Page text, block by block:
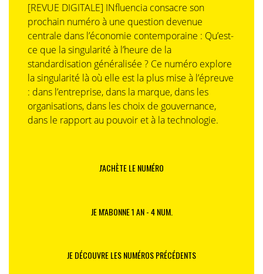
[REVUE DIGITALE] INfluencia consacre son
prochain numéro à une question devenue
centrale dans l’économie contemporaine : Qu’est-
ce que la singularité à l’heure de la
standardisation généralisée ? Ce numéro explore
la singularité là où elle est la plus mise à l’épreuve
: dans l’entreprise, dans la marque, dans les
organisations, dans les choix de gouvernance,
dans le rapport au pouvoir et à la technologie.
J'ACHÈTE LE NUMÉRO
JE M'ABONNE 1 AN - 4 NUM.
JE DÉCOUVRE LES NUMÉROS PRÉCÉDENTS